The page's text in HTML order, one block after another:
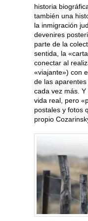
historia
también una
la inmigración
devenires
parte de la
sentida, la
conectar al
«viajante») con
de las
cada vez más.
vida real, pero
postales y fotos
propio